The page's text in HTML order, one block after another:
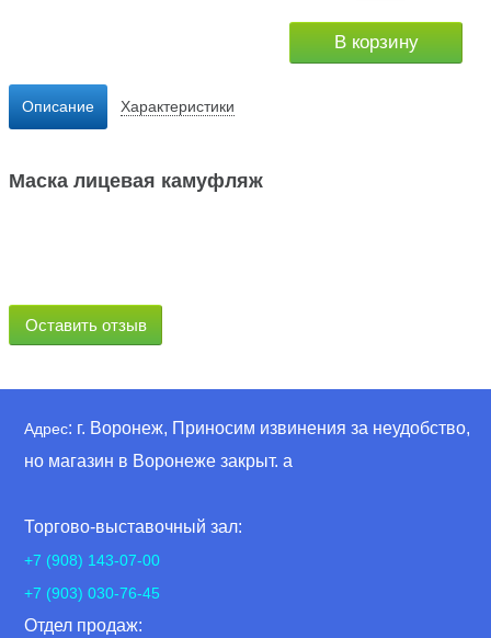
В корзину
Описание Характеристики
Маска лицевая камуфляж
Оставить отзыв
Адрес: г. Воронеж, Приносим извинения за неудобство,
но магазин в Воронеже закрыт. а
Торгово-выставочный зал:
+7 (908) 143-07-00
+7 (903) 030-76-45
Отдел продаж: